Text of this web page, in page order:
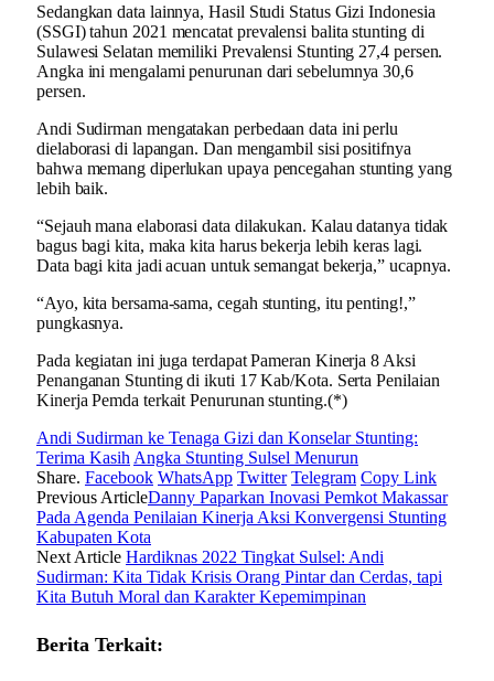
Sedangkan data lainnya, Hasil Studi Status Gizi Indonesia
(SSGI) tahun 2021 mencatat prevalensi balita stunting di
Sulawesi Selatan memiliki Prevalensi Stunting 27,4 persen.
Angka ini mengalami penurunan dari sebelumnya 30,6
persen.
Andi Sudirman mengatakan perbedaan data ini perlu
dielaborasi di lapangan. Dan mengambil sisi positifnya
bahwa memang diperlukan upaya pencegahan stunting yang
lebih baik.
“Sejauh mana elaborasi data dilakukan. Kalau datanya tidak
bagus bagi kita, maka kita harus bekerja lebih keras lagi.
Data bagi kita jadi acuan untuk semangat bekerja,” ucapnya.
“Ayo, kita bersama-sama, cegah stunting, itu penting!,”
pungkasnya.
Pada kegiatan ini juga terdapat Pameran Kinerja 8 Aksi
Penanganan Stunting di ikuti 17 Kab/Kota. Serta Penilaian
Kinerja Pemda terkait Penurunan stunting.(*)
Andi Sudirman ke Tenaga Gizi dan Konselar Stunting:
Terima Kasih Angka Stunting Sulsel Menurun
Share. Facebook WhatsApp Twitter Telegram Copy Link
Previous ArticleDanny Paparkan Inovasi Pemkot Makassar
Pada Agenda Penilaian Kinerja Aksi Konvergensi Stunting
Kabupaten Kota
Next Article Hardiknas 2022 Tingkat Sulsel: Andi
Sudirman: Kita Tidak Krisis Orang Pintar dan Cerdas, tapi
Kita Butuh Moral dan Karakter Kepemimpinan
Berita Terkait: